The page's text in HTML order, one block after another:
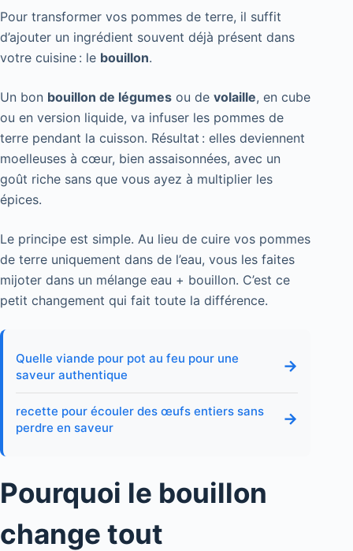
Pour transformer vos pommes de terre, il suffit
d’ajouter un ingrédient souvent déjà présent dans
votre cuisine : le bouillon.
Un bon bouillon de légumes ou de volaille, en cube
ou en version liquide, va infuser les pommes de
terre pendant la cuisson. Résultat : elles deviennent
moelleuses à cœur, bien assaisonnées, avec un
goût riche sans que vous ayez à multiplier les
épices.
Le principe est simple. Au lieu de cuire vos pommes
de terre uniquement dans de l’eau, vous les faites
mijoter dans un mélange eau + bouillon. C’est ce
petit changement qui fait toute la différence.
Quelle viande pour pot au feu pour une
saveur authentique
→
recette pour écouler des œufs entiers sans
perdre en saveur
→
Pourquoi le bouillon
change tout